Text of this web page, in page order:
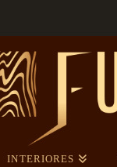
INTERIORES